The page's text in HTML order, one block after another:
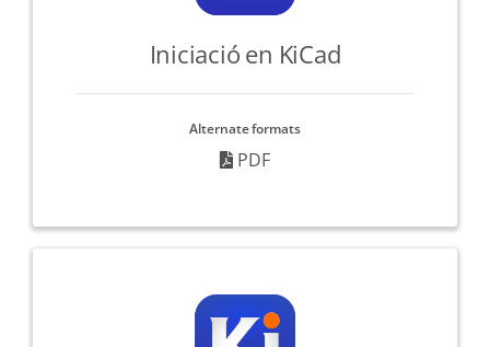
Iniciació en KiCad
Alternate formats
PDF